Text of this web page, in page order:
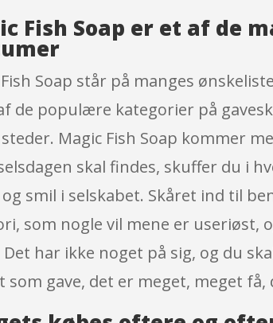
Fish Soap er et af de
Soap står på manges
de populære kategorier på
Magic Fish Soap kommer
skal findes, skuffer du i
smil i selskabet. Skåret ind til
som nogle vil mene er
Det har ikke noget på sig, og du
som gave, det er meget, meget